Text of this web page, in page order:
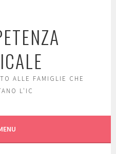
ALLE FAMIGLIE CHE
L'IC